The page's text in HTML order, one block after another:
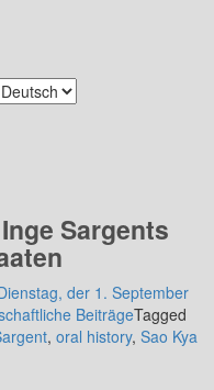
Sargents
der 1. September
BeiträgeTagged
, oral history, Sao Kya